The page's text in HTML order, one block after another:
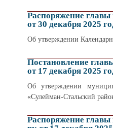
Распоряжение
от 30 декабря 2025
Об утверждении
Постановление
от 17 декабря 2025
Об утверждении
«Сулейман-Стальский
Распоряжение